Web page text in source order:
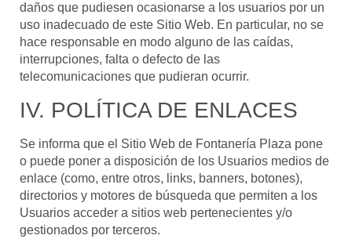
daños que pudiesen ocasionarse a los usuarios por un
uso inadecuado de este Sitio Web. En particular, no se
hace responsable en modo alguno de las caídas,
interrupciones, falta o defecto de las
telecomunicaciones que pudieran ocurrir.
IV. POLÍTICA DE ENLACES
Se informa que el Sitio Web de Fontanería Plaza pone
o puede poner a disposición de los Usuarios medios de
enlace (como, entre otros, links, banners, botones),
directorios y motores de búsqueda que permiten a los
Usuarios acceder a sitios web pertenecientes y/o
gestionados por terceros.